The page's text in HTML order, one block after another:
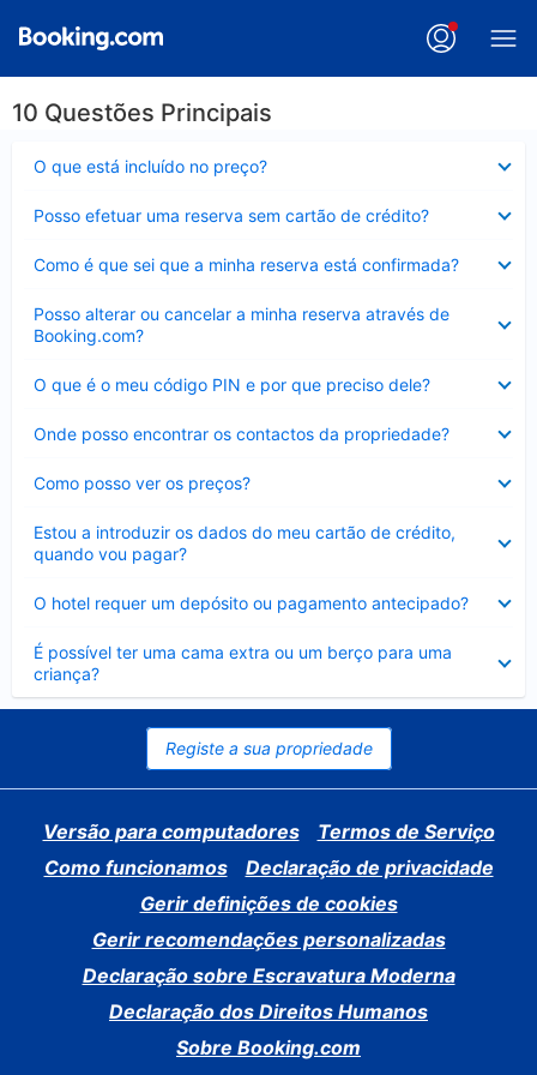
10 Questões Principais
O que está incluído no preço?
fechado
Posso efetuar uma reserva sem cartão de crédito?
fechado
Como é que sei que a minha reserva está confirmada?
fechado
Posso alterar ou cancelar a minha reserva através de
Booking.com?
fechado
O que é o meu código PIN e por que preciso dele?
fechado
Onde posso encontrar os contactos da propriedade?
fechado
Como posso ver os preços?
fechado
Estou a introduzir os dados do meu cartão de crédito,
quando vou pagar?
fechado
O hotel requer um depósito ou pagamento antecipado?
fechado
É possível ter uma cama extra ou um berço para uma
criança?
Elemento
fechado
Registe a sua propriedade
Versão para computadores
Termos de Serviço
Como funcionamos
Declaração de privacidade
Gerir definições de cookies
Gerir recomendações personalizadas
Declaração sobre Escravatura Moderna
Declaração dos Direitos Humanos
Sobre Booking.com